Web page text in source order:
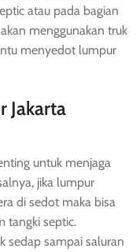
atau pada bagian
menggunakan truk
menyedot lumpur
Jakarta
untuk menjaga
jika lumpur
di sedot maka bisa
tangki septic.
sedap sampai saluran